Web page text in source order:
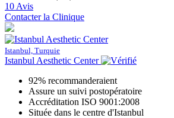
10 Avis
Contacter la Clinique
Istanbul, Turquie
Istanbul Aesthetic Center
92% recommanderaient
Assure un suivi postopératoire
Accréditation ISO 9001:2008
Située dans le centre d'Istanbul